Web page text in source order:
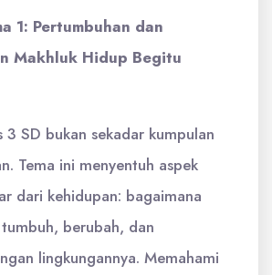
1: Pertumbuhan dan
Makhluk Hidup Begitu
3 SD bukan sekadar kumpulan
Tema ini menyentuh aspek
dari kehidupan: bagaimana
berubah, dan
lingkungannya. Memahami